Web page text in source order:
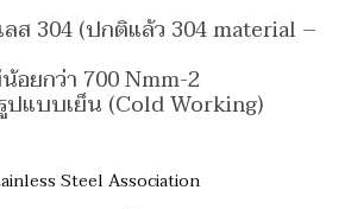
ส 304 (ปกติแล้ว 304 material –
อยกว่า 700 Nmm-2
ปแบบเย็น (Cold Working)
Steel Association